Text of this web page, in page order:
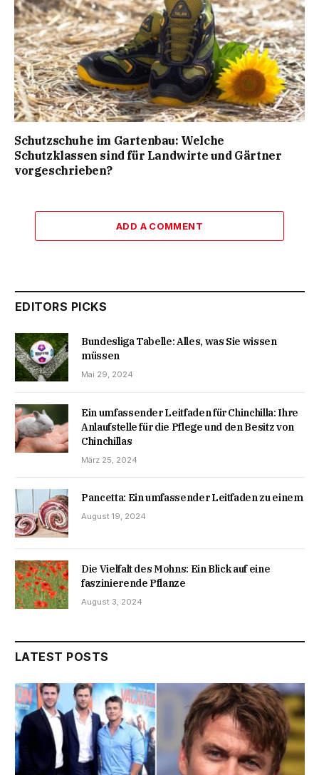
Schutzschuhe im Gartenbau: Welche
Schutzklassen sind für Landwirte und Gärtner
vorgeschrieben?
ADD A COMMENT
EDITORS PICKS
Bundesliga Tabelle: Alles, was Sie wissen
müssen
Mai 29, 2024
Ein umfassender Leitfaden für Chinchilla: Ihre
Anlaufstelle für die Pflege und den Besitz von
Chinchillas
März 25, 2024
Pancetta: Ein umfassender Leitfaden zu einem
August 19, 2024
Die Vielfalt des Mohns: Ein Blick auf eine
faszinierende Pflanze
August 3, 2024
LATEST POSTS